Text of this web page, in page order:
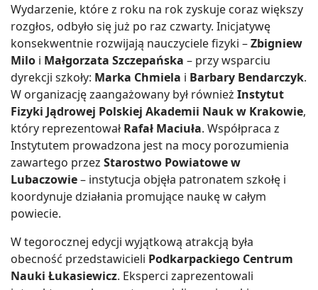
Wydarzenie, które z roku na rok zyskuje coraz większy
rozgłos, odbyło się już po raz czwarty. Inicjatywę
konsekwentnie rozwijają nauczyciele fizyki –Zbigniew
Milo i Małgorzata Szczepańska – przy wsparciu
dyrekcji szkoły: Marka Chmiela i Barbary Bendarczyk.
W organizację zaangażowany był również Instytut
Fizyki Jądrowej Polskiej Akademii Nauk w Krakowie,
który reprezentował Rafał Maciuła. Współpraca z
Instytutem prowadzona jest na mocy porozumienia
zawartego przez Starostwo Powiatowe w
Lubaczowie– instytucja objęła patronatem szkołę i
koordynuje działania promujące naukę w całym
powiecie.
W tegorocznej edycji wyjątkową atrakcją była
obecność przedstawicieli Podkarpackiego Centrum
Nauki Łukasiewicz. Eksperci zaprezentowali